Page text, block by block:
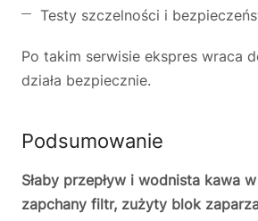
Testy szczelności i
Po takim serwisie ekspres wraca
działa bezpiecznie.
Podsumowanie
Słaby przepływ i wodnista kawa
zapchany filtr, zużyty blok